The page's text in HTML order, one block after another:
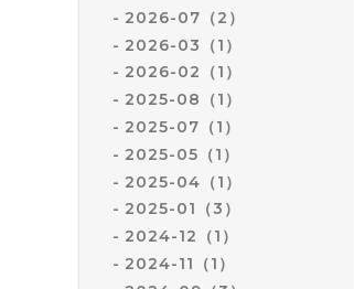
2026-07（2）
2026-03（1）
2026-02（1）
2025-08（1）
2025-07（1）
2025-05（1）
2025-04（1）
2025-01（3）
2024-12（1）
2024-11（1）